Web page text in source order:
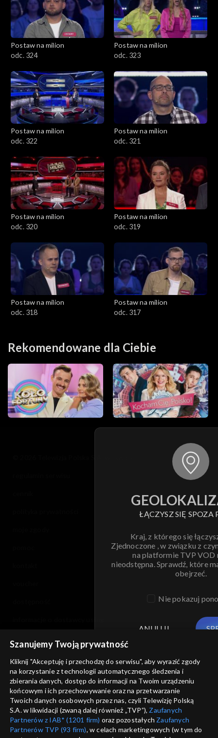
Postaw na milion
odc. 324
Postaw na milion
odc. 323
Postaw na milion
odc. 322
Postaw na milion
odc. 321
Postaw na milion
odc. 320
Postaw na milion
odc. 319
Postaw na milion
odc. 318
Postaw na milion
odc. 317
Rekomendowane dla Ciebie
ŁĄCZYSZ SIĘ SPOZA
Kraj, z którego się
Zjednoczone , w związku z
na platformie TVP VOD
nieodstępna. Sprawdź, które
obejrzeć.
Nie pokazuj
ANULUJ
Szanujemy Twoją prywatność
Kliknij "Akceptuję i przechodzę do serwisu", aby wyrazić zgody
na korzystanie z technologii automatycznego śledzenia i
zbierania danych, dostęp do informacji na Twoim urządzeniu
końcowym i ich przechowywanie oraz na przetwarzanie
Twoich danych osobowych przez nas, czyli Telewizję Polską
S.A. w likwidacji (zwaną dalej również „TVP”), Zaufanych
Partnerów z IAB* (1201 firm) oraz pozostałych Zaufanych
Partnerów TVP (93 firm), w celach marketingowych (w tym do